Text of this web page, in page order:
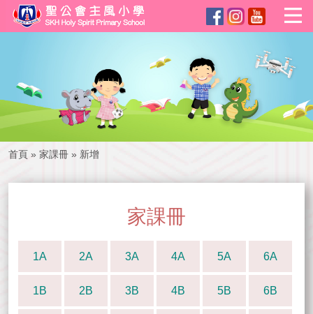
首頁 » 家課冊 » 新增
家課冊
1A 2A 3A 4A 5A 6A
1B 2B 3B 4B 5B 6B